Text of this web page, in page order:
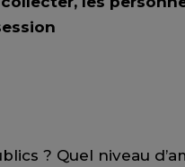
? Quel niveau